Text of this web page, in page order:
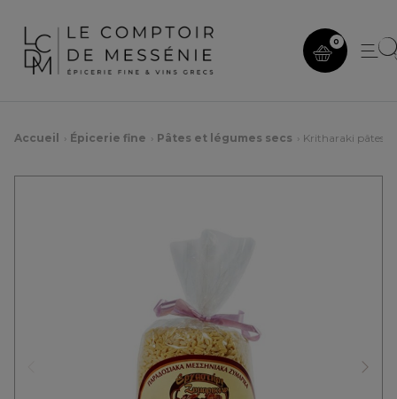
0
Accueil Épicerie fine Pâtes et légumes secs Kritharaki pâtes